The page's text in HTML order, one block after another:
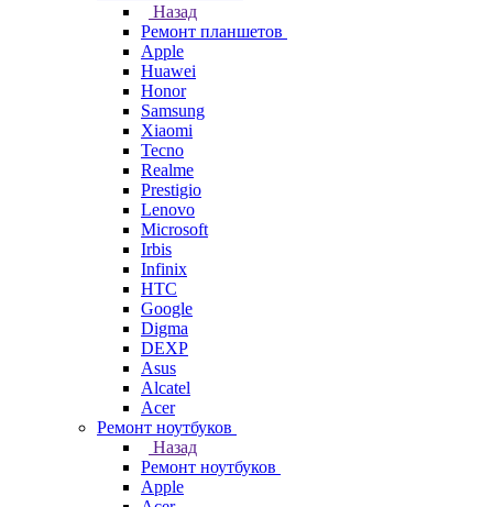
Назад
Ремонт планшетов
Apple
Huawei
Honor
Samsung
Xiaomi
Tecno
Realme
Prestigio
Lenovo
Microsoft
Irbis
Infinix
HTC
Google
Digma
DEXP
Asus
Alcatel
Acer
Ремонт ноутбуков
Назад
Ремонт ноутбуков
Apple